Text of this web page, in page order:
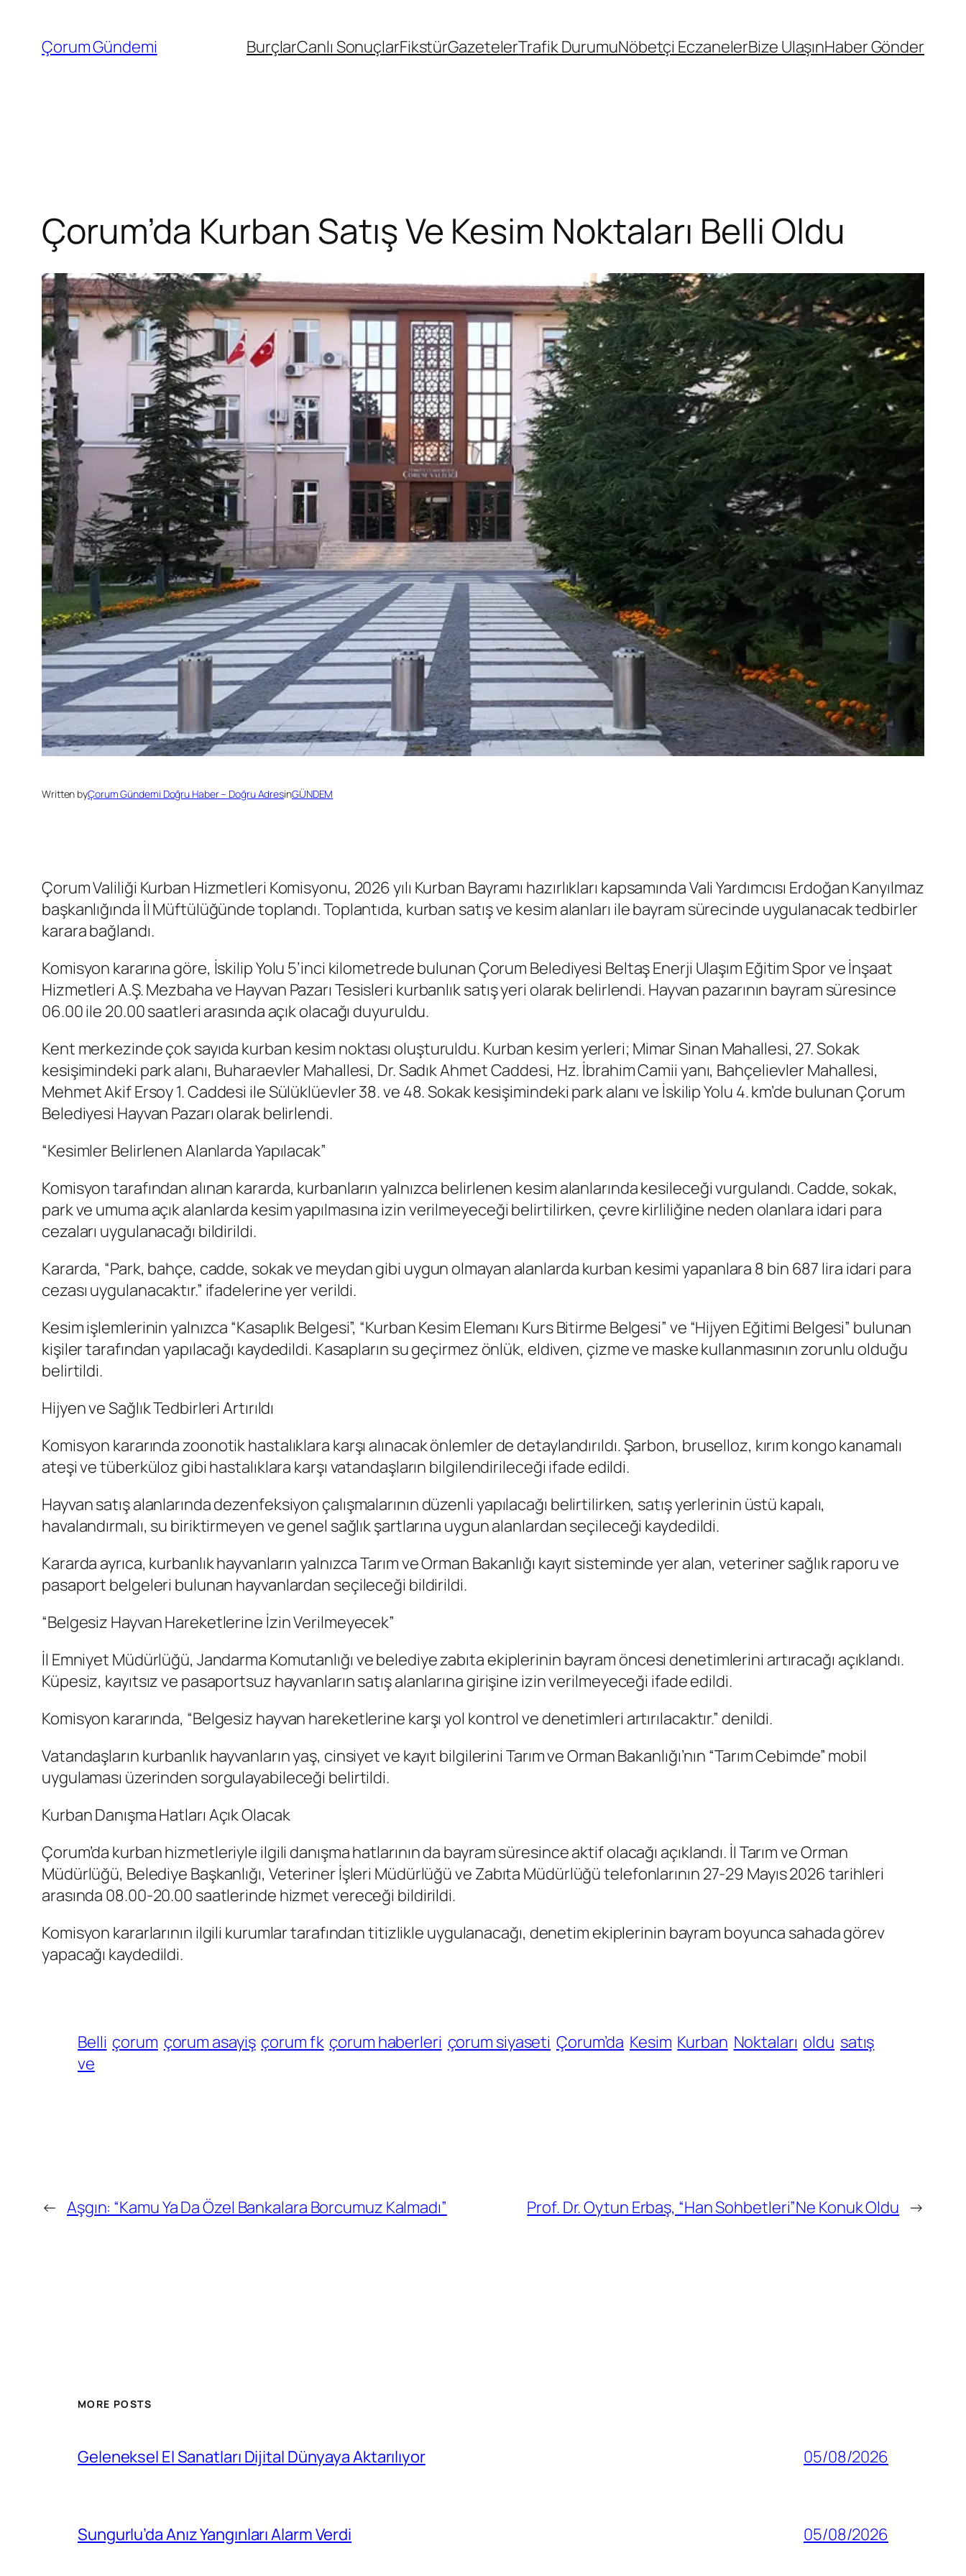
Çorum Gündemi BurçlarCanlı SonuçlarFikstürGazetelerTrafik DurumuNöbetçi EczanelerBize UlaşınHaber Gönder
Çorum’da Kurban Satış Ve Kesim Noktaları Belli Oldu
Written byÇorum Gündemi Doğru Haber – Doğru AdresinGÜNDEM
Çorum Valiliği Kurban Hizmetleri Komisyonu, 2026 yılı Kurban Bayramı hazırlıkları kapsamında Vali Yardımcısı Erdoğan Kanyılmaz
başkanlığında İl Müftülüğünde toplandı. Toplantıda, kurban satış ve kesim alanları ile bayram sürecinde uygulanacak tedbirler
karara bağlandı.
Komisyon kararına göre, İskilip Yolu 5’inci kilometrede bulunan Çorum Belediyesi Beltaş Enerji Ulaşım Eğitim Spor ve İnşaat
Hizmetleri A.Ş. Mezbaha ve Hayvan Pazarı Tesisleri kurbanlık satış yeri olarak belirlendi. Hayvan pazarının bayram süresince
06.00 ile 20.00 saatleri arasında açık olacağı duyuruldu.
Kent merkezinde çok sayıda kurban kesim noktası oluşturuldu. Kurban kesim yerleri; Mimar Sinan Mahallesi, 27. Sokak
kesişimindeki park alanı, Buharaevler Mahallesi, Dr. Sadık Ahmet Caddesi, Hz. İbrahim Camii yanı, Bahçelievler Mahallesi,
Mehmet Akif Ersoy 1. Caddesi ile Sülüklüevler 38. ve 48. Sokak kesişimindeki park alanı ve İskilip Yolu 4. km’de bulunan Çorum
Belediyesi Hayvan Pazarı olarak belirlendi.
“Kesimler Belirlenen Alanlarda Yapılacak”
Komisyon tarafından alınan kararda, kurbanların yalnızca belirlenen kesim alanlarında kesileceği vurgulandı. Cadde, sokak,
park ve umuma açık alanlarda kesim yapılmasına izin verilmeyeceği belirtilirken, çevre kirliliğine neden olanlara idari para
cezaları uygulanacağı bildirildi.
Kararda, “Park, bahçe, cadde, sokak ve meydan gibi uygun olmayan alanlarda kurban kesimi yapanlara 8 bin 687 lira idari para
cezası uygulanacaktır.” ifadelerine yer verildi.
Kesim işlemlerinin yalnızca “Kasaplık Belgesi”, “Kurban Kesim Elemanı Kurs Bitirme Belgesi” ve “Hijyen Eğitimi Belgesi” bulunan
kişiler tarafından yapılacağı kaydedildi. Kasapların su geçirmez önlük, eldiven, çizme ve maske kullanmasının zorunlu olduğu
belirtildi.
Hijyen ve Sağlık Tedbirleri Artırıldı
Komisyon kararında zoonotik hastalıklara karşı alınacak önlemler de detaylandırıldı. Şarbon, bruselloz, kırım kongo kanamalı
ateşi ve tüberküloz gibi hastalıklara karşı vatandaşların bilgilendirileceği ifade edildi.
Hayvan satış alanlarında dezenfeksiyon çalışmalarının düzenli yapılacağı belirtilirken, satış yerlerinin üstü kapalı,
havalandırmalı, su biriktirmeyen ve genel sağlık şartlarına uygun alanlardan seçileceği kaydedildi.
Kararda ayrıca, kurbanlık hayvanların yalnızca Tarım ve Orman Bakanlığı kayıt sisteminde yer alan, veteriner sağlık raporu ve
pasaport belgeleri bulunan hayvanlardan seçileceği bildirildi.
“Belgesiz Hayvan Hareketlerine İzin Verilmeyecek”
İl Emniyet Müdürlüğü, Jandarma Komutanlığı ve belediye zabıta ekiplerinin bayram öncesi denetimlerini artıracağı açıklandı.
Küpesiz, kayıtsız ve pasaportsuz hayvanların satış alanlarına girişine izin verilmeyeceği ifade edildi.
Komisyon kararında, “Belgesiz hayvan hareketlerine karşı yol kontrol ve denetimleri artırılacaktır.” denildi.
Vatandaşların kurbanlık hayvanların yaş, cinsiyet ve kayıt bilgilerini Tarım ve Orman Bakanlığı’nın “Tarım Cebimde” mobil
uygulaması üzerinden sorgulayabileceği belirtildi.
Kurban Danışma Hatları Açık Olacak
Çorum’da kurban hizmetleriyle ilgili danışma hatlarının da bayram süresince aktif olacağı açıklandı. İl Tarım ve Orman
Müdürlüğü, Belediye Başkanlığı, Veteriner İşleri Müdürlüğü ve Zabıta Müdürlüğü telefonlarının 27-29 Mayıs 2026 tarihleri
arasında 08.00-20.00 saatlerinde hizmet vereceği bildirildi.
Komisyon kararlarının ilgili kurumlar tarafından titizlikle uygulanacağı, denetim ekiplerinin bayram boyunca sahada görev
yapacağı kaydedildi.
Belli çorum çorum asayiş çorum fk çorum haberleri çorum siyaseti Çorum’da Kesim Kurban Noktaları oldu satış
ve
← Aşgın: “Kamu Ya Da Özel Bankalara Borcumuz Kalmadı” Prof. Dr. Oytun Erbaş, “Han Sohbetleri”Ne Konuk Oldu →
MORE POSTS
Geleneksel El Sanatları Dijital Dünyaya Aktarılıyor 05/08/2026
Sungurlu’da Anız Yangınları Alarm Verdi 05/08/2026